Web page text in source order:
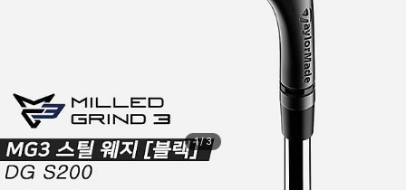
1/3